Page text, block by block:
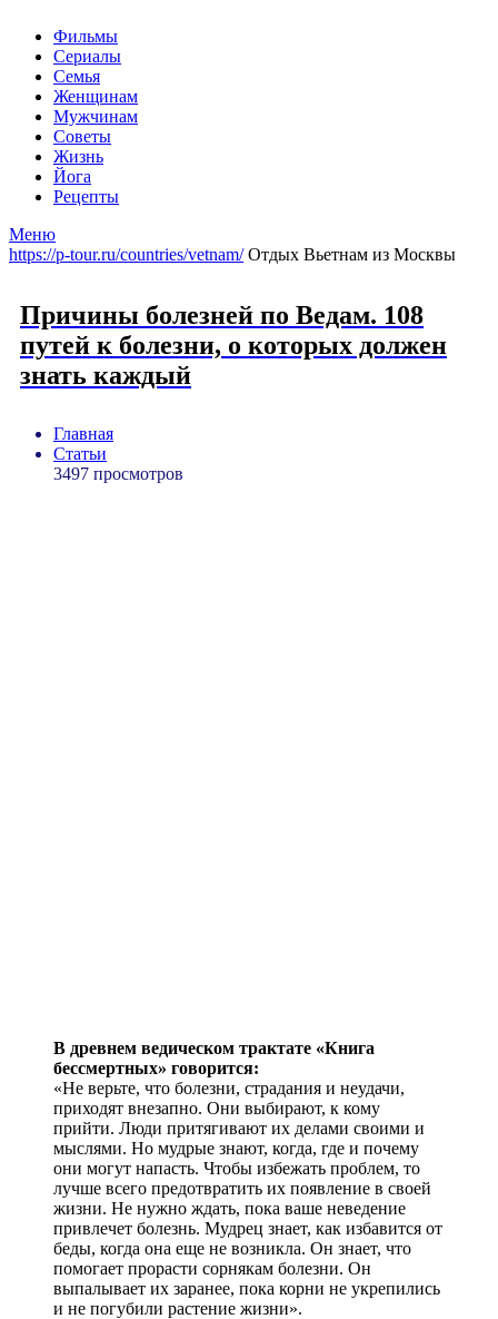
Фильмы
Сериалы
Семья
Женщинам
Мужчинам
Советы
Жизнь
Йога
Рецепты
Меню
https://p-tour.ru/countries/vetnam/Отдых Вьетнам из Москвы
Причины болезней по Ведам. 108
путей к болезни, о которых должен
знать каждый
Главная
Статьи
3497 просмотров
В древнем ведическом трактате «Книга
бессмертных» говорится:
«Не верьте, что болезни, страдания и неудачи,
приходят внезапно. Они выбирают, к кому
прийти. Люди притягивают их делами своими и
мыслями. Но мудрые знают, когда, где и почему
они могут напасть. Чтобы избежать проблем, то
лучше всего предотвратить их появление в своей
жизни. Не нужно ждать, пока ваше неведение
привлечет болезнь. Мудрец знает, как избавится от
беды, когда она еще не возникла. Он знает, что
помогает прорасти сорнякам болезни. Он
выпалывает их заранее, пока корни не укрепились
и не погубили растение жизни».